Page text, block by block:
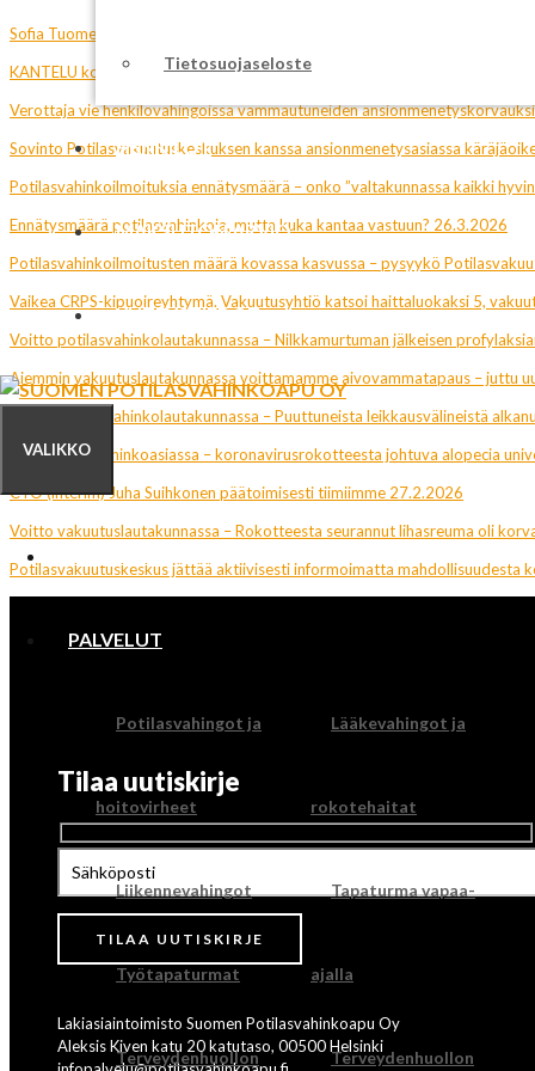
Tietosuojaseloste
HENKILÖT
MAKSUTON ARVIO
YHTEYSTIEDOT
VALIKKO
PALVELUT
Potilasvahingot ja
hoitovirheet
Lääkevahingot ja
rokotehaitat
Liikennevahingot Tapaturma vapaa-
ajalla
Työtapaturmat
Terveydenhuollon
Terveydenhuollon
Sofia Tuomen tapaus järkyttävä esimerkki vammautuneen piinaamisesta
KANTELU koskien LIIPOn liikennevahinko-osaston menettelytapoja,
Verottaja vie henkilövahingoissa vammautuneiden
Sovinto Potilasvakuutuskeskuksen kanssa ansionmenetysasiassa
Potilasvahinkoilmoituksia ennätysmäärä – onko ”valtakunnassa kaikki
Ennätysmäärä potilasvahinkoja, mutta kuka kantaa vastuun? 26.3.2026
Potilasvahinkoilmoitusten määrä kovassa kasvussa – pysyykö
Vaikea CRPS-kipuoireyhtymä. Vakuutusyhtiö katsoi haittaluokaksi 5,
Voitto potilasvahinkolautakunnassa – Nilkkamurtuman jälkeisen
Aiemmin vakuutuslautakunnassa voittamamme aivovammatapaus – juttu
Voitto potilasvahinkolautakunnassa – Puuttuneista leikkausvälineistä
Voitto lääkevahinkoasiassa – koronavirusrokotteesta johtuva alopecia
CTO (interim) Juha Suihkonen päätoimisesti tiimiimme 27.2.2026
Voitto vakuutuslautakunnassa – Rokotteesta seurannut lihasreuma oli
Potilasvakuutuskeskus jättää aktiivisesti informoimatta mahdollisuudesta
Tilaa uutiskirje
Lakiasiaintoimisto Suomen Potilasvahinkoapu Oy
Aleksis Kiven katu 20 katutaso, 00500 Helsinki